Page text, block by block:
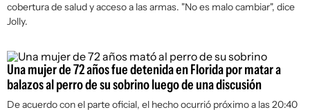
cobertura de salud y acceso a las armas. "No es malo cambiar", dice
Jolly.
Una mujer de 72 años fue detenida en Florida por matar a
balazos al perro de su sobrino luego de una discusión
De acuerdo con el parte oficial, el hecho ocurrió próximo a las 20:40